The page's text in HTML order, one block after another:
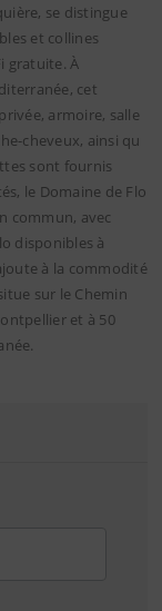
se distingue
et collines
gratuite. À
cet
armoire, salle
cheveux, ainsi qu
sont fournis
le Domaine de Flo
commun, avec
disponibles à
à la commodité
sur le Chemin
et à 50